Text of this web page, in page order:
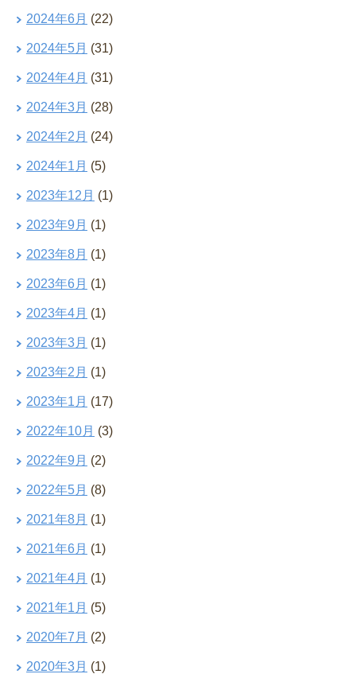
2024年6月 (22)
2024年5月 (31)
2024年4月 (31)
2024年3月 (28)
2024年2月 (24)
2024年1月 (5)
2023年12月 (1)
2023年9月 (1)
2023年8月 (1)
2023年6月 (1)
2023年4月 (1)
2023年3月 (1)
2023年2月 (1)
2023年1月 (17)
2022年10月 (3)
2022年9月 (2)
2022年5月 (8)
2021年8月 (1)
2021年6月 (1)
2021年4月 (1)
2021年1月 (5)
2020年7月 (2)
2020年3月 (1)